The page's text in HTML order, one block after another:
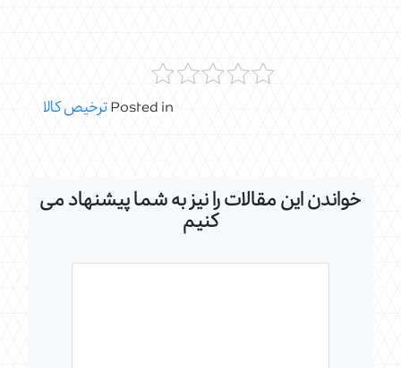
Posted inترخیص کالا
خواندن این مقالات را نیز به شما پیشنهاد می
کنیم